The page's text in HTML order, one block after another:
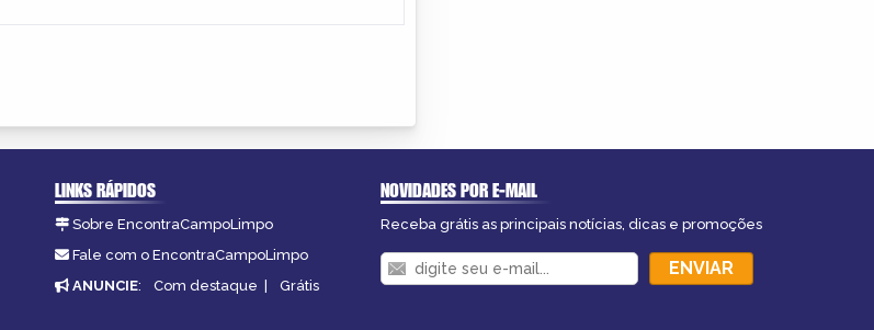
LINKS RÁPIDOS
Sobre EncontraCampoLimpo
Fale com o EncontraCampoLimpo
ANUNCIE: Com destaque | Grátis
NOVIDADES POR E-MAIL
Receba grátis as principais notícias, dicas e promoções